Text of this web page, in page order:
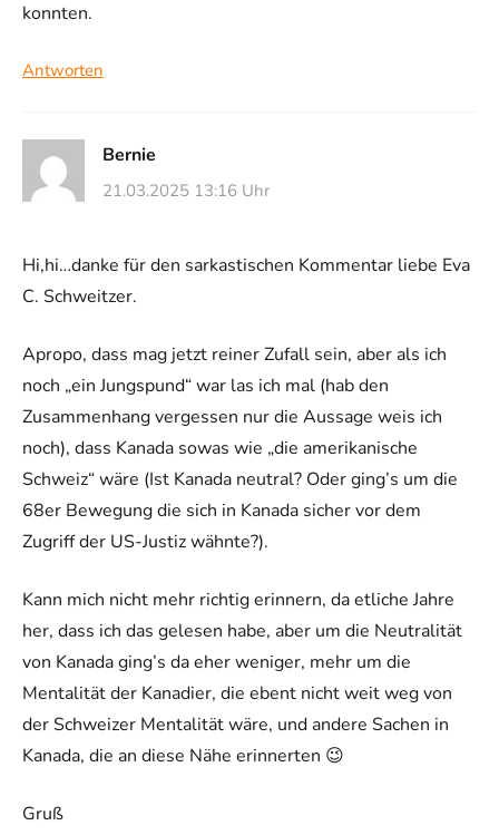
konnten.
Antworten
Bernie
21.03.2025 13:16 Uhr
Hi,hi…danke für den sarkastischen Kommentar liebe Eva
C. Schweitzer.
Apropo, dass mag jetzt reiner Zufall sein, aber als ich
noch „ein Jungspund“ war las ich mal (hab den
Zusammenhang vergessen nur die Aussage weis ich
noch), dass Kanada sowas wie „die amerikanische
Schweiz“ wäre (Ist Kanada neutral? Oder ging’s um die
68er Bewegung die sich in Kanada sicher vor dem
Zugriff der US-Justiz wähnte?).
Kann mich nicht mehr richtig erinnern, da etliche Jahre
her, dass ich das gelesen habe, aber um die Neutralität
von Kanada ging’s da eher weniger, mehr um die
Mentalität der Kanadier, die ebent nicht weit weg von
der Schweizer Mentalität wäre, und andere Sachen in
Kanada, die an diese Nähe erinnerten 😉
Gruß